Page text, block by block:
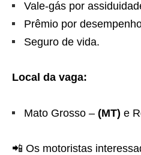
Vale-gás por
Prêmio por
Seguro de vida.
Local da vaga:
Mato Grosso – (MT) e
📲 Os motoristas